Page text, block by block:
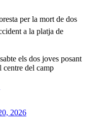
per la mort de dos
a la platja de
els dos joves posant
centre del camp
2026